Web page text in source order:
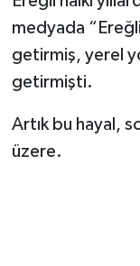
medyada
getirmiş, yerel
getirmişti.
Artık bu hayal,
üzere.